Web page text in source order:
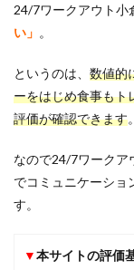
24/7
ワー
クア
小倉
店の
全般
5項
る口
コミ
エッ
24/7ワークアウト小
い」 。
というのは、 数値的
ーをはじめ食事もト
評価が確認できます。
なので24/7ワークア
でコミュニケーショ
す。
▼本サイトの評価